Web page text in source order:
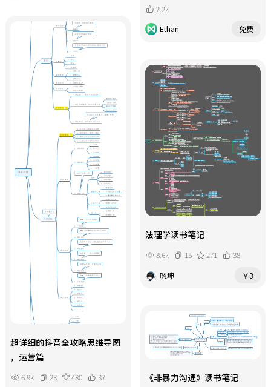
2.2k
Ethan
免费
超详细的抖音全攻略思维导图
，运营篇
6.9k 23 480
37
法理学读书笔记
8.6k 15 271
38
嗯坤
￥3
《非暴力沟通》读书笔记